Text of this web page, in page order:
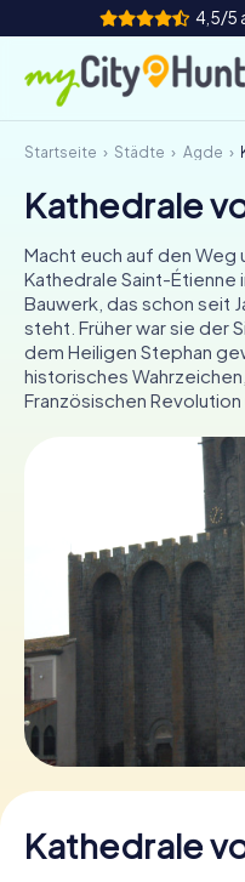
4,5/5
So funktioniert's
Städte
Touren
Teamevent
Tickets
AT
FR
NL
Startseite Städte Agde
Kathedrale
Macht euch auf den
Kathedrale Saint-Étienne
Bauwerk, das schon seit
steht. Früher war sie der
dem Heiligen Stephan
historisches
Französischen
Kathedrale